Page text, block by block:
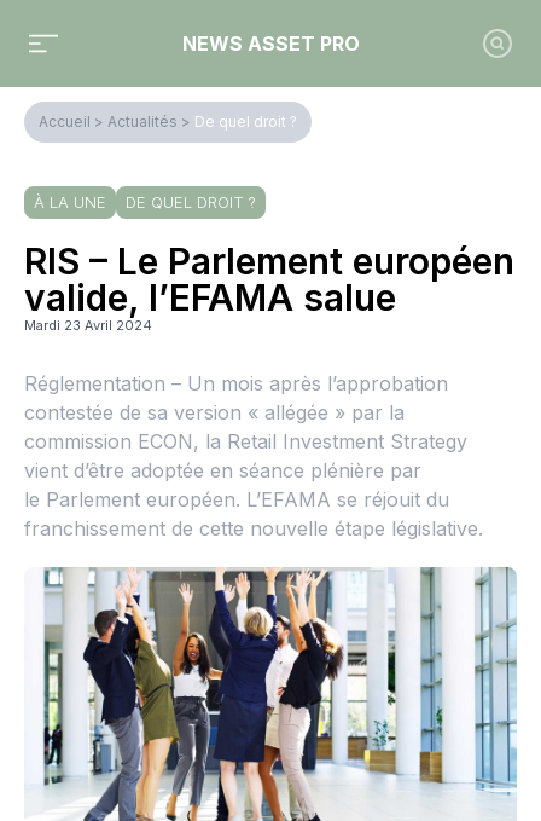
NEWS ASSET PRO
Accueil > Actualités > De quel droit ?
À LA UNE DE QUEL DROIT ?
RIS – Le Parlement européen
valide, l’EFAMA salue
Mardi 23 Avril 2024
Réglementation – Un mois après l’approbation
contestée de sa version « allégée » par la
commission ECON, la Retail Investment Strategy
vient d’être adoptée en séance plénière par
le Parlement européen. L’EFAMA se réjouit du
franchissement de cette nouvelle étape législative.